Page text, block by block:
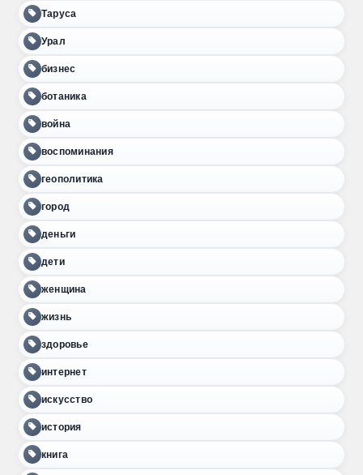
Таруса
Урал
бизнес
ботаника
война
воспоминания
геополитика
город
деньги
дети
женщина
жизнь
здоровье
интернет
искусство
история
книга